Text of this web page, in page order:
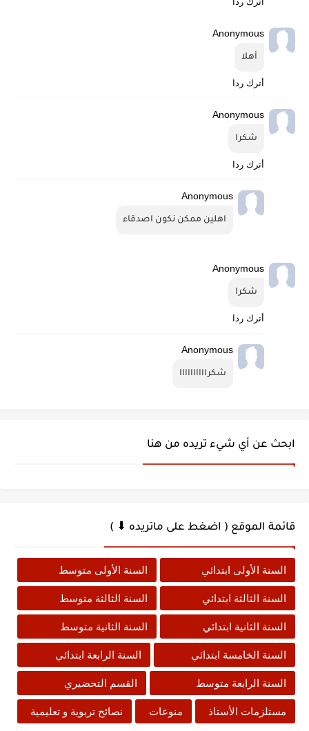
Anonymous
أهلا
أترك ردا
Anonymous
شكرا
أترك ردا
Anonymous
اهلين ممكن نكون اصدقاء
Anonymous
شكرا
أترك ردا
Anonymous
شكراااااااااا
ابحث عن أي شيء تريده من هنا
قائمة الموقع ( اضغط على ماتريده ⬇ )
السنة الأولى ابتدائي السنة الأولى متوسط
السنة الثالثة ابتدائي السنة الثالثة متوسط
السنة الثانية ابتدائي السنة الثانية متوسط
السنة الخامسة ابتدائي السنة الرابعة ابتدائي
السنة الرابعة متوسط القسم التحضيري
مستلزمات الأستاذ منوعات نصائح تربوية و تعليمية